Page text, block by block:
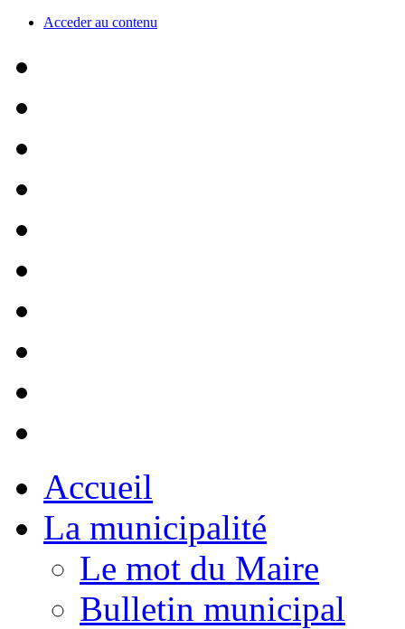
Acceder au contenu
Accueil
La municipalité
Le mot du Maire
Bulletin municipal